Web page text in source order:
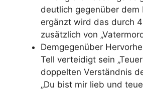
deutlich gegenüber dem
ergänzt wird das durch
zusätzlich von
Demgegenüber
Tell verteidigt sein
doppelten Verständnis
„Du bist mir lieb und